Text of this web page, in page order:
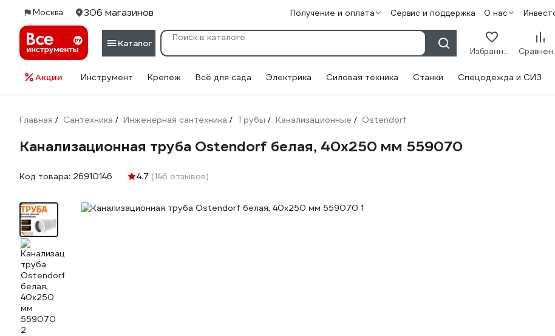
Москва 306 магазинов Получение и оплата Сервис и поддержка О нас
Каталог
Избранное
Акции Инструмент Крепеж Всё для сада Электрика Силовая техника Станки Спецодежда и СИЗ
Главная / Сантехника / Инженерная сантехника / Трубы / Канализационные / Ostendorf
Канализационная труба Ostendorf белая, 40x250 мм 559070
Код товара: 26910146 4.7 (146 отзывов)